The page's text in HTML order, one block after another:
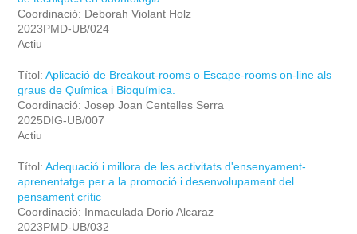
Coordinació: Deborah Violant Holz
2023PMD-UB/024
Actiu
Títol: Aplicació de Breakout-rooms o Escape-rooms on-line als
graus de Química i Bioquímica.
Coordinació: Josep Joan Centelles Serra
2025DIG-UB/007
Actiu
Títol: Adequació i millora de les activitats d'ensenyament-
aprenentatge per a la promoció i desenvolupament del
pensament crític
Coordinació: Inmaculada Dorio Alcaraz
2023PMD-UB/032